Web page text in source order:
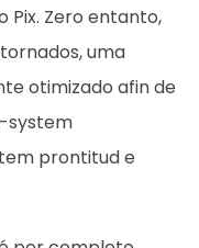
Pix. Zero entanto,
uma
otimizado afin de
system
prontitud e